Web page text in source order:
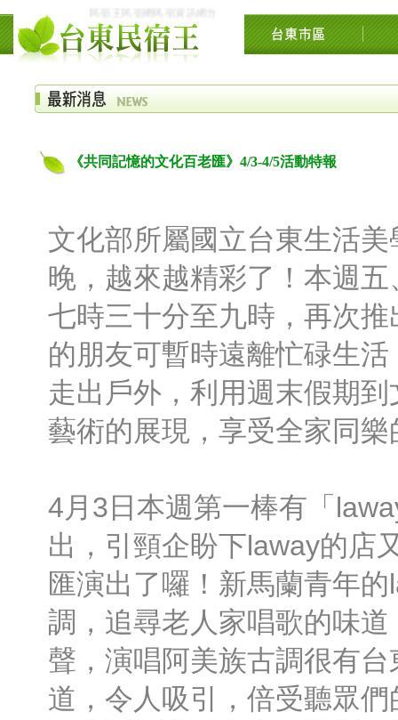
民宿王民宿網民宿資訊網台東花東花蓮綠島民宿住宿旅遊景點交流
《共同記憶的文化百老匯》4/3-4/5活動特報
文化部所屬國立台東生活
晚，越來越精彩了！本週
七時三十分至九時，再次
的朋友可暫時遠離忙碌生
走出戶外，利用週末假期
藝術的展現，享受全家同
4月3日本週第一棒有「
出，引頸企盼下laway的店
匯演出了囉！新馬蘭青年
調，追尋老人家唱歌的味
聲，演唱阿美族古調很有
道，令人吸引，倍受聽眾